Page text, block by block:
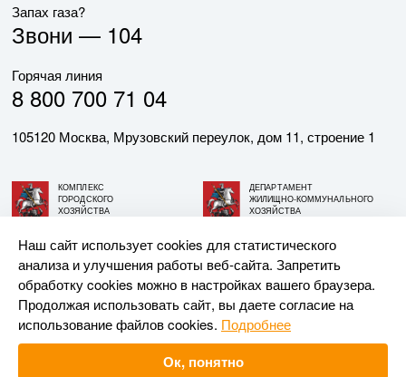
Запах газа?
Звони — 104
Горячая линия
8 800 700 71 04
105120 Москва, Мрузовский переулок, дом 11, строение 1
КОМПЛЕКС
ГОРОДСКОГО
ХОЗЯЙСТВА
ДЕПАРТАМЕНТ
ЖИЛИЩНО-КОММУНАЛЬНОГО
ХОЗЯЙСТВА
© АО «МОСГАЗ», 2026. При использовании материалов
ссылка на сайт обязательна.
Разработка и поддержка —Upriver
Наш сайт использует cookies для статистического
анализа и улучшения работы веб-сайта. Запретить
обработку cookies можно в настройках вашего браузера.
Продолжая использовать сайт, вы даете согласие на
использование файлов cookies. Подробнее
Ок, понятно